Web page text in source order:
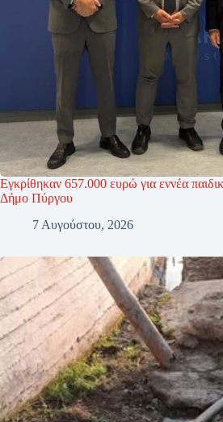
Εγκρίθηκαν 657.000 ευρώ για εννέα
Δήμο Πύργου
7 Αυγούστου, 2026